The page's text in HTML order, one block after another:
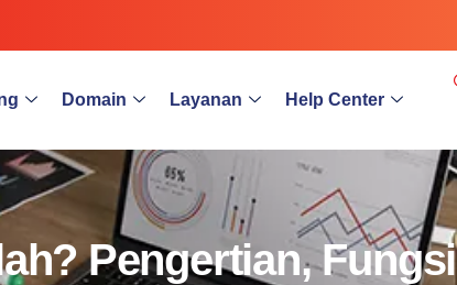
Domain Layanan Help Center
Pengertian,